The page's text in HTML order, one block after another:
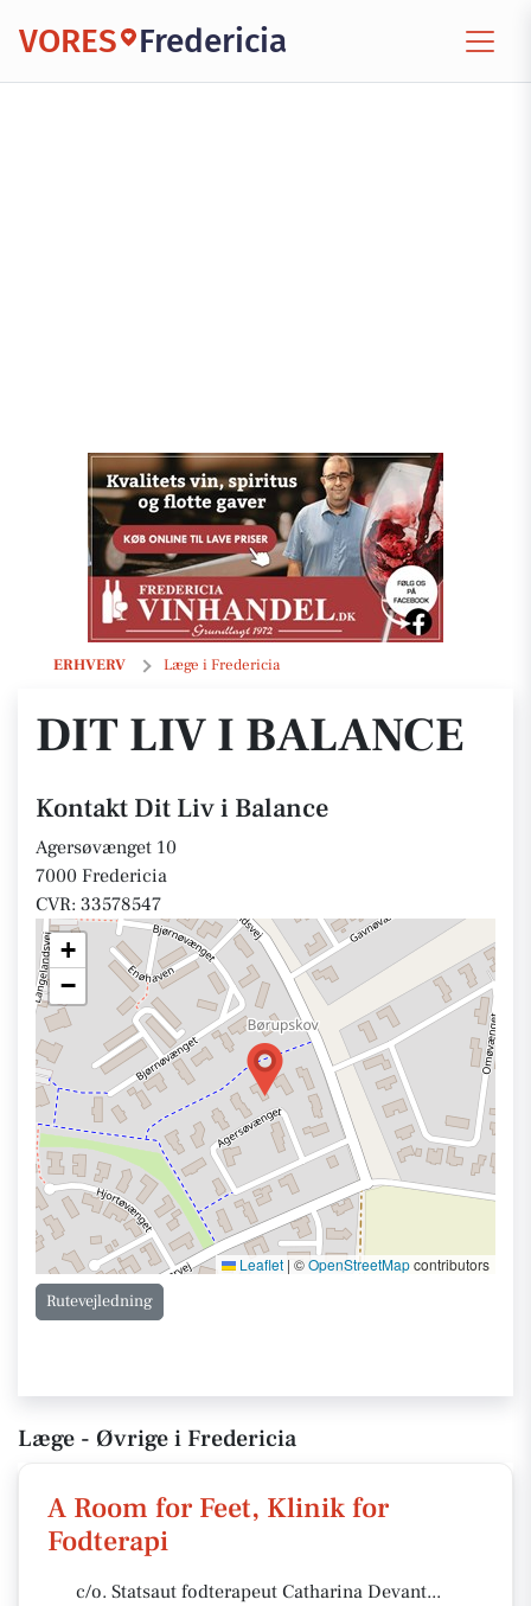
VORES Fredericia
ERHVERV Læge i Fredericia
Dit Liv i Balance
DIT LIV I BALANCE
Kontakt Dit Liv i Balance
Agersøvænget 10
7000 Fredericia
CVR: 33578547
+
−
Leaflet | ©OpenStreetMapcontributors
Rutevejledning
Læge - Øvrige i Fredericia
A Room for Feet, Klinik for
Fodterapi
c/o. Statsaut fodterapeut Catharina Devant...